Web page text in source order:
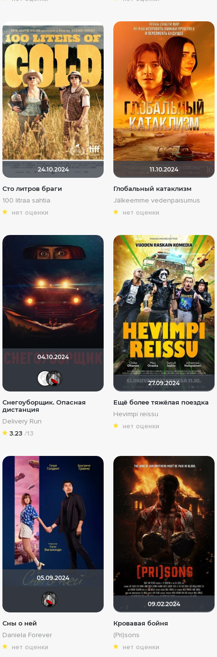
24.10.2024
Сто литров браги
100 litraa sahtia
нет оценки
11.10.2024
Глобальный катаклизм
Jälkeemme vedenpaisumus
нет оценки
04.10.2024
Equitable
Мышь Белая
Снегоуборщик. Опасная
дистанция
Delivery Run
3.23 /13
27.09.2024
Ещё более тяжёлая поездка
Hevimpi reissu
нет оценки
05.09.2024
Мышь Белая
Сны о ней
Daniela Forever
нет оценки
09.02.2024
Кровавая бойня
(Pri)sons
нет оценки